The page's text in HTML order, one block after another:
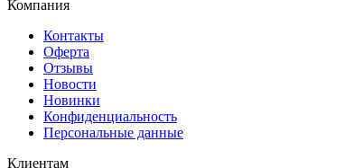
Компания
Контакты
Оферта
Отзывы
Новости
Новинки
Конфиденциальность
Персональные данные
Клиентам